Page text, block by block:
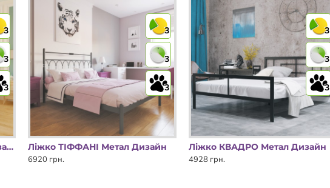
3
3
3
Ліжко ШАРЛОТТА Метал Дизайн
3
3
3
Ліжко ТІФФАНІ Метал Дизайн
6920 грн.
3
3
3
Ліжко КВАДРО Метал Дизайн
4928 грн.